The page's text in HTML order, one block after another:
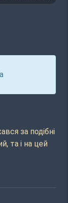
за подібні
та і на цей